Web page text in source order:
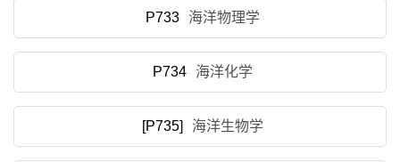
P733 海洋物理学
P734 海洋化学
[P735] 海洋生物学